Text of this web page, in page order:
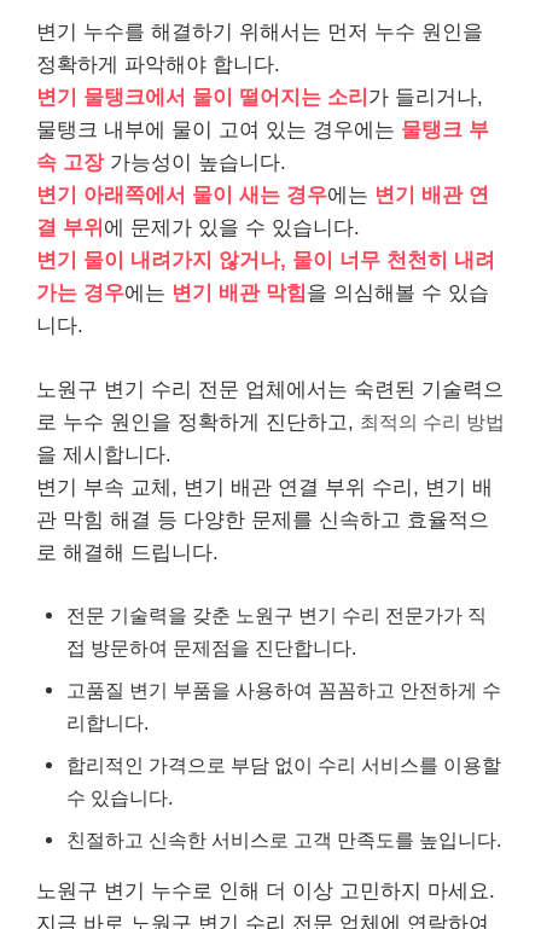
변기 누수를 해결하기 위해서는 먼저 누수 원인을
정확하게 파악해야 합니다.
변기 물탱크에서 물이 떨어지는 소리 가 들리거나,
물탱크 내부에 물이 고여 있는 경우에는 물탱크 부
속 고장가능성이 높습니다.
변기 아래쪽에서 물이 새는 경우에는 변기 배관 연
결 부위 에 문제가 있을 수 있습니다.
변기 물이 내려가지 않거나, 물이 너무 천천히 내려
가는 경우에는 변기 배관 막힘을 의심해볼 수 있습
니다.
노원구 변기 수리 전문 업체에서는 숙련된 기술력으
로 누수 원인을 정확하게 진단하고, 최적의 수리 방법
을 제시합니다.
변기 부속 교체, 변기 배관 연결 부위 수리, 변기 배
관 막힘 해결 등 다양한 문제를 신속하고 효율적으
로 해결해 드립니다.
전문 기술력을 갖춘 노원구 변기 수리 전문가가 직
접 방문하여 문제점을 진단합니다.
고품질 변기 부품을 사용하여 꼼꼼하고 안전하게 수
리합니다.
합리적인 가격으로 부담 없이 수리 서비스를 이용할
수 있습니다.
친절하고 신속한 서비스로 고객 만족도를 높입니다.
노원구 변기 누수로 인해 더 이상 고민하지 마세요.
지금 바로 노원구 변기 수리 전문 업체에 연락하여